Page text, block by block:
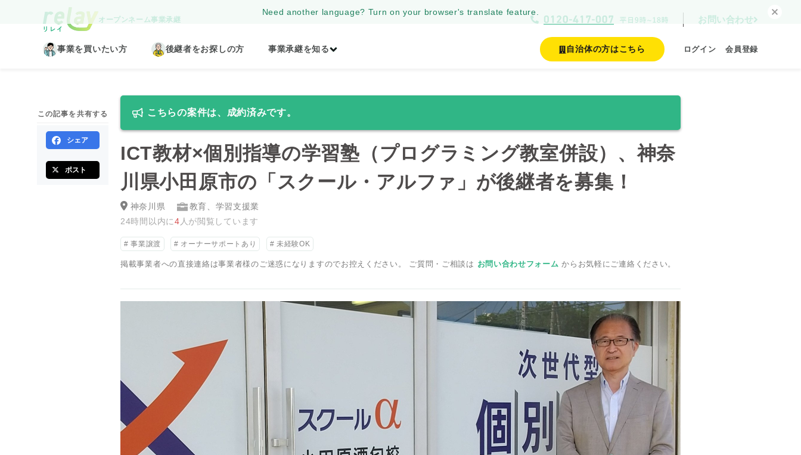
Need another language? Turn on your browser's translate feature.
オープンネーム事業承継 お問い合わせ
事業を買いたい方 後継者をお探しの方 事業承継を知る 自治体の方はこちら ログイン 会員登録
こちらの案件は、成約済みです。
ICT教材×個別指導の学習塾（プログラミング教室併設）、神奈
川県小田原市の「スクール・アルファ」が後継者を募集！
神奈川県
教育、学習支援業
24時間以内に4 人が閲覧しています
事業譲渡 オーナーサポートあり 未経験OK
掲載事業者への直接連絡は事業者様のご迷惑になりますのでお控えください。 ご質問・ご相談は お問い合わせフォームからお気軽にご連絡ください。
この記事を共有する
シェア
ポスト